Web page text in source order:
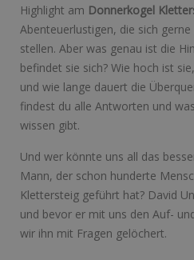
Highlight am Donnerkogel
Abenteuerlustigen, die sich
stellen. Aber was genau ist die
befindet sie sich? Wie hoch ist
und wie lange dauert die
findest du alle Antworten und
wissen gibt.
Und wer könnte uns all das
Mann, der schon hunderte
Klettersteig geführt hat? David
und bevor er mit uns den Auf-
wir ihn mit Fragen gelöchert.